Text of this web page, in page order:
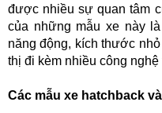
được nhiều sự quan tâm
của những mẫu xe này
năng động, kích thước
thị đi kèm nhiều công
Các mẫu xe hatchback